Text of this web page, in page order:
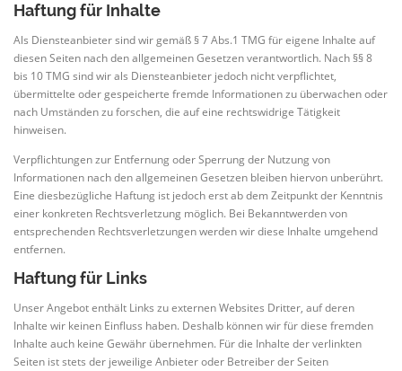
Haftung für Inhalte
Als Diensteanbieter sind wir gemäß § 7 Abs.1 TMG für eigene Inhalte auf
diesen Seiten nach den allgemeinen Gesetzen verantwortlich. Nach §§ 8
bis 10 TMG sind wir als Diensteanbieter jedoch nicht verpflichtet,
übermittelte oder gespeicherte fremde Informationen zu überwachen oder
nach Umständen zu forschen, die auf eine rechtswidrige Tätigkeit
hinweisen.
Verpflichtungen zur Entfernung oder Sperrung der Nutzung von
Informationen nach den allgemeinen Gesetzen bleiben hiervon unberührt.
Eine diesbezügliche Haftung ist jedoch erst ab dem Zeitpunkt der Kenntnis
einer konkreten Rechtsverletzung möglich. Bei Bekanntwerden von
entsprechenden Rechtsverletzungen werden wir diese Inhalte umgehend
entfernen.
Haftung für Links
Unser Angebot enthält Links zu externen Websites Dritter, auf deren
Inhalte wir keinen Einfluss haben. Deshalb können wir für diese fremden
Inhalte auch keine Gewähr übernehmen. Für die Inhalte der verlinkten
Seiten ist stets der jeweilige Anbieter oder Betreiber der Seiten